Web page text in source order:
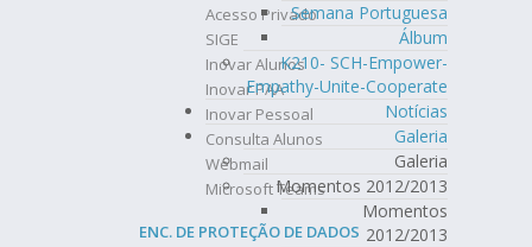
Semana Portuguesa
Álbum
K210- SCH-Empower-
Empathy-Unite-Cooperate
Notícias
Galeria
Galeria
Momentos 2012/2013
Momentos
2012/2013
Acesso Privado
SIGE
Inovar Alunos
Inovar PAA
Inovar Pessoal
Consulta Alunos
Webmail
Microsoft Teams
ENC. DE PROTEÇÃO DE DADOS